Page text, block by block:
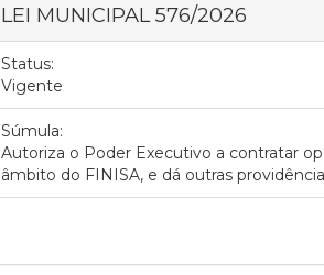
LEI MUNICIPAL 576/2026
Status:
Vigente
Súmula:
Autoriza o Poder Executivo a contratar
âmbito do FINISA, e dá outras